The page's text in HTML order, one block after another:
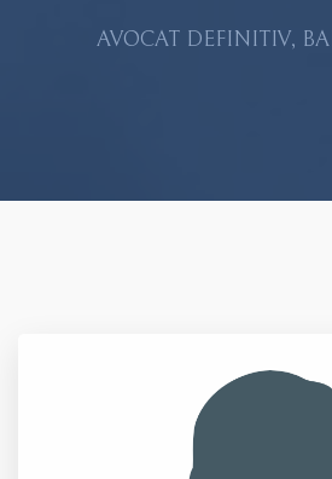
AVOCAT DEFINITIV,